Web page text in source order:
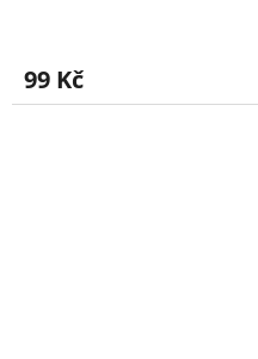
99 Kč